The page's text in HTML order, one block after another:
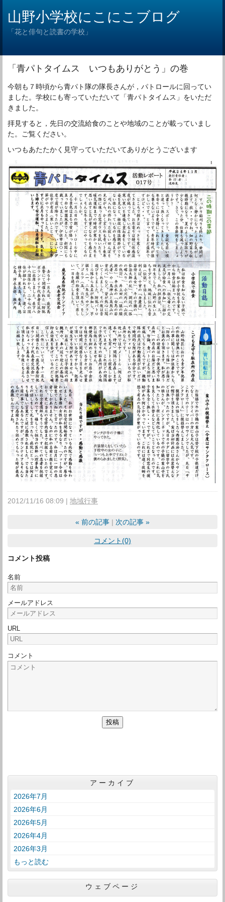
山野小学校にこにこブログ
「花と俳句と読書の学校」
「青パトタイムス いつもありがとう」の巻
今朝も７時頃から青パト隊の隊長さんが，パトロールに回ってい
ました。学校にも寄っていただいて「青パトタイムス」をいただ
きました。
拝見すると，先日の交流給食のことや地域のことが載っていまし
た。ご覧ください。
いつもあたたかく見守っていただいてありがとうございます
2012/11/16 08:09 地域行事
« 前の記事 次の記事 »
コメント(0)
コメント投稿
名前
メールアドレス
URL
コメント
アーカイブ
2026年7月
2026年6月
2026年5月
2026年4月
2026年3月
もっと読む
ウェブページ